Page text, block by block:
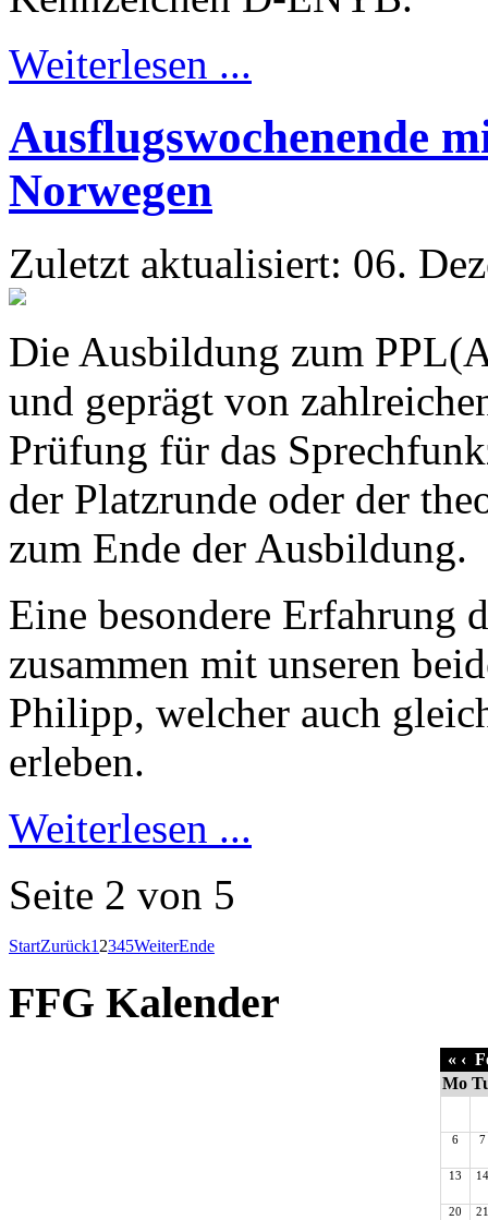
Weiterlesen ...
Ausflugswochenende
Norwegen
Zuletzt aktualisiert: 06.
Die Ausbildung zum
und geprägt von
Prüfung für das
der Platzrunde oder der
zum Ende der Ausbildung.
Eine besondere Erfahrung
zusammen mit unseren
Philipp, welcher auch
erleben.
Weiterlesen ...
Seite 2 von 5
StartZurück1 2345WeiterEnde
FFG Kalender
« ‹
Mo
6 7
13 14
20 21